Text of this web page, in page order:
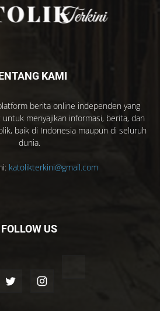
KAMI
berita online independen yang
menyajikan informasi, berita, dan
baik di Indonesia maupun di seluruh
dunia.
katolikterkini@gmail.com
FOLLOW US